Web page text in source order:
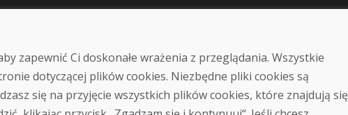
© DOMIVOSPORT 2026, wszystkie prawa zastrzeżone
zapewnić Ci doskonałe wrażenia z przeglądania. Wszystkie
dotyczącej plików cookies. Niezbędne pliki cookies są
się na przyjęcie wszystkich plików cookies, które znajdują się